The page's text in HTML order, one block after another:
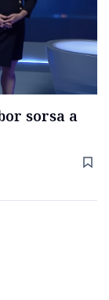
sorsa a